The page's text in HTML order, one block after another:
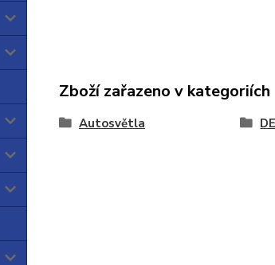
Zboží zařazeno v kategoriích
Autosvětla